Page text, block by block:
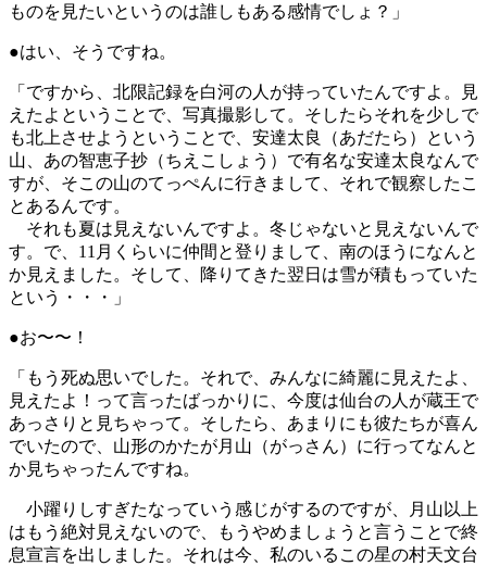
ものを見たいというのは誰しもある感情でしょ？」
●はい、そうですね。
「ですから、北限記録を白河の人が持っていたんですよ。見
えたよということで、写真撮影して。そしたらそれを少しで
も北上させようということで、安達太良（あだたら）という
山、あの智恵子抄（ちえこしょう）で有名な安達太良なんで
すが、そこの山のてっぺんに行きまして、それで観察したこ
とあるんです。
それも夏は見えないんですよ。冬じゃないと見えないんで
す。で、11月くらいに仲間と登りまして、南のほうになんと
か見えました。そして、降りてきた翌日は雪が積もっていた
という・・・」
●お〜〜！
「もう死ぬ思いでした。それで、みんなに綺麗に見えたよ、
見えたよ！って言ったばっかりに、今度は仙台の人が蔵王で
あっさりと見ちゃって。そしたら、あまりにも彼たちが喜ん
でいたので、山形のかたが月山（がっさん）に行ってなんと
か見ちゃったんですね。
小躍りしすぎたなっていう感じがするのですが、月山以上
はもう絶対見えないので、もうやめましょうと言うことで終
息宣言を出しました。それは今、私のいるこの星の村天文台